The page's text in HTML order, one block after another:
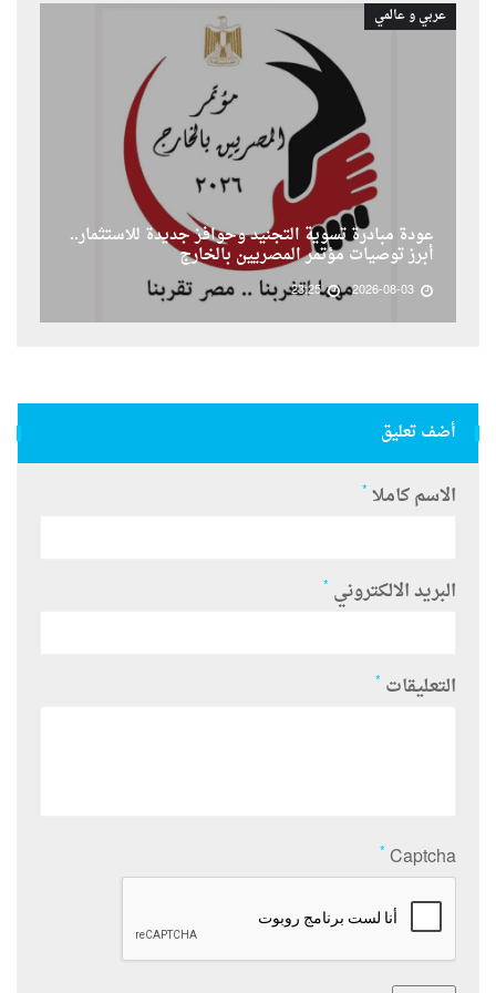
عربي و عالمي
عودة مبادرة تسوية التجنيد وحوافز جديدة للاستثمار..
أبرز توصيات مؤتمر المصريين بالخارج
2026-08-03
23:25
أضف تعليق
الاسم كاملا *
البريد الالكتروني *
التعليقات *
Captcha
*